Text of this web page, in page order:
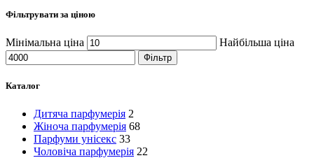
Фільтрувати за ціною
Мінімальна ціна Найбільша ціна
Фільтр
Каталог
Дитяча парфумерія 2
Жіноча парфумерія 68
Парфуми унісекс 33
Чоловіча парфумерія 22